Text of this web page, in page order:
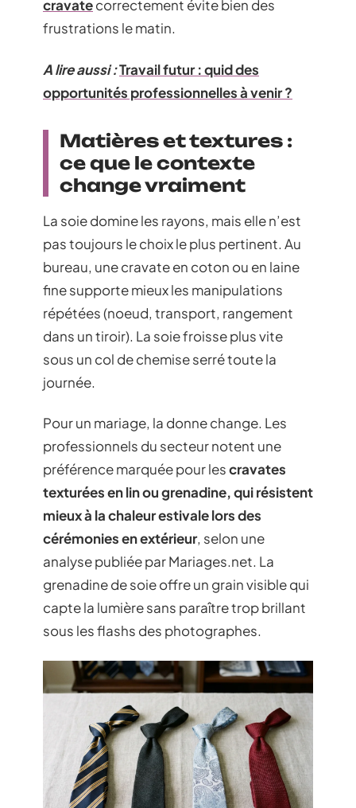
cravatecorrectement évite bien des
frustrations le matin.
A lire aussi :Travail futur : quid des
opportunités professionnelles à venir ?
Matières et textures :
ce que le contexte
change vraiment
La soie domine les rayons, mais elle n’est
pas toujours le choix le plus pertinent. Au
bureau, une cravate en coton ou en laine
fine supporte mieux les manipulations
répétées (noeud, transport, rangement
dans un tiroir). La soie froisse plus vite
sous un col de chemise serré toute la
journée.
Pour un mariage, la donne change. Les
professionnels du secteur notent une
préférence marquée pour lescravates
texturées en lin ou grenadine, qui résistent
mieux à la chaleur estivale lors des
cérémonies en extérieur, selon une
analyse publiée par Mariages.net. La
grenadine de soie offre un grain visible qui
capte la lumière sans paraître trop brillant
sous les flashs des photographes.